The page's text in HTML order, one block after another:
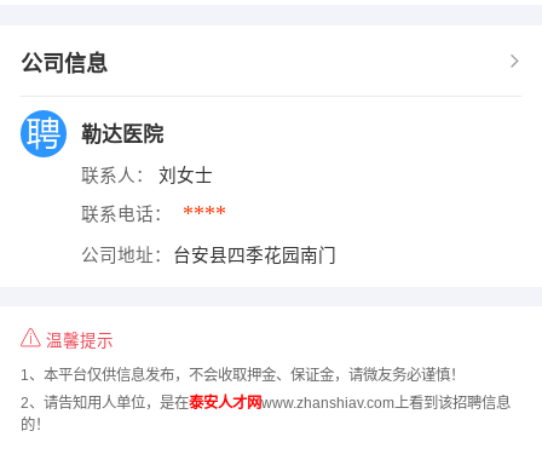
公司信息
勒达医院
联系人： 刘女士
联系电话： ****
公司地址： 台安县四季花园南门
温馨提示
1、本平台仅供信息发布，不会收取押金、保证金，请微友务必谨慎！
2、请告知用人单位，是在泰安人才网www.zhanshiav.com上看到该招聘信息
的！